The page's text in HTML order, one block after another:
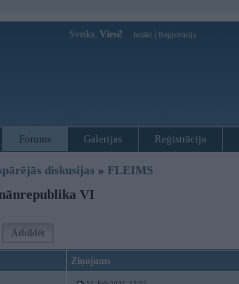
Sveiks, Viesi! Ienākt Reģistrācija
Forums Galerijas Reģistrācija
diskusijas » FLEIMS
VI
Atbildēt
Ziņojums